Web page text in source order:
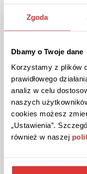
Zgoda
Dbamy o Twoje dane
Korzystamy z plików
prawidłowego
analiz w celu
naszych
cookies możesz
„Ustawienia”.
również w naszej
Kaufen Sie für mind.